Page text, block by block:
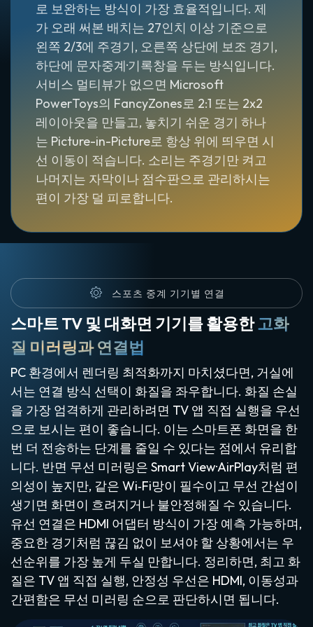
로 보완하는 방식이 가장 효율적입니다. 제
가 오래 써본 배치는 27인치 이상 기준으로
왼쪽 2/3에 주경기, 오른쪽 상단에 보조 경기,
하단에 문자중계·기록창을 두는 방식입니다.
서비스 멀티뷰가 없으면 Microsoft
PowerToys의 FancyZones로 2:1 또는 2x2
레이아웃을 만들고, 놓치기 쉬운 경기 하나
는 Picture-in-Picture로 항상 위에 띄우면 시
선 이동이 적습니다. 소리는 주경기만 켜고
나머지는 자막이나 점수판으로 관리하시는
편이 가장 덜 피로합니다.
스포츠 중계 기기별 연결
스마트 TV 및 대화면 기기를 활용한고화
질 미러링과 연결법
PC 환경에서 렌더링 최적화까지 마치셨다면, 거실에
서는 연결 방식 선택이 화질을 좌우합니다. 화질 손실
을 가장 엄격하게 관리하려면 TV 앱 직접 실행을 우선
으로 보시는 편이 좋습니다. 이는 스마트폰 화면을 한
번 더 전송하는 단계를 줄일 수 있다는 점에서 유리합
니다. 반면 무선 미러링은 Smart View·AirPlay처럼 편
의성이 높지만, 같은 Wi‑Fi망이 필수이고 무선 간섭이
생기면 화면이 흐려지거나 불안정해질 수 있습니다.
유선 연결은 HDMI 어댑터 방식이 가장 예측 가능하며,
중요한 경기처럼 끊김 없이 보셔야 할 상황에서는 우
선순위를 가장 높게 두실 만합니다. 정리하면, 최고 화
질은 TV 앱 직접 실행, 안정성 우선은 HDMI, 이동성과
간편함은 무선 미러링 순으로 판단하시면 됩니다.